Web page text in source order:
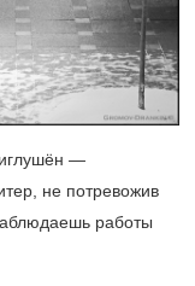
—
не потревожив
работы